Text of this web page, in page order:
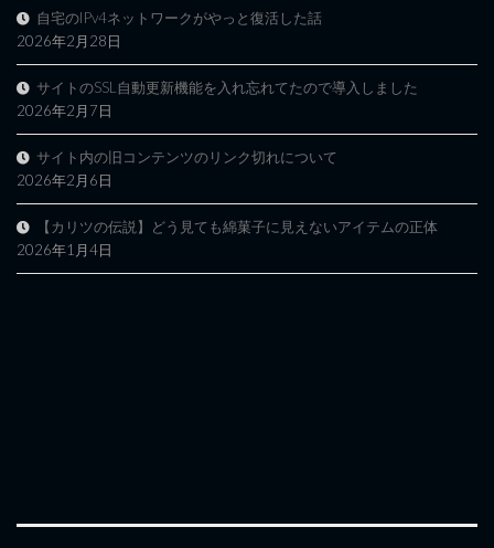
自宅のIPv4ネットワークがやっと復活した話
2026年2月28日
サイトのSSL自動更新機能を入れ忘れてたので導入しました
2026年2月7日
サイト内の旧コンテンツのリンク切れについて
2026年2月6日
【カリツの伝説】どう見ても綿菓子に見えないアイテムの正体
2026年1月4日